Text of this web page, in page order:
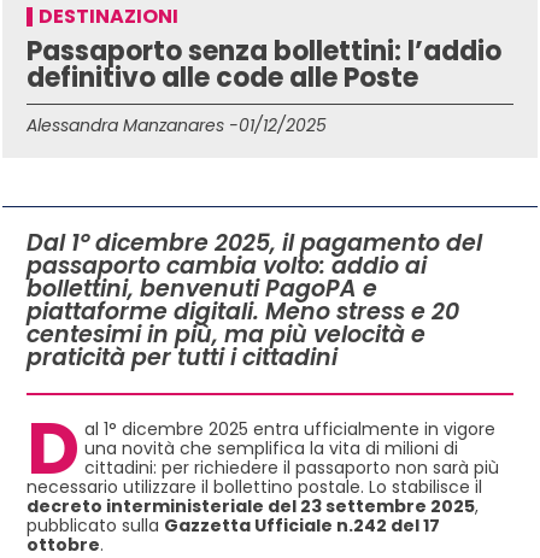
DESTINAZIONI
Passaporto senza bollettini: l’addio
definitivo alle code alle Poste
Alessandra Manzanares -01/12/2025
Dal 1° dicembre 2025, il pagamento del
passaporto cambia volto: addio ai
bollettini, benvenuti PagoPA e
piattaforme digitali. Meno stress e 20
centesimi in più, ma più velocità e
praticità per tutti i cittadini
D al 1° dicembre 2025 entra ufficialmente in vigore
una novità che semplifica la vita di milioni di
cittadini: per richiedere il passaporto non sarà più
necessario utilizzare il bollettino postale. Lo stabilisce il
decreto interministeriale del 23 settembre 2025,
pubblicato sulla Gazzetta Ufficiale n.242 del 17
ottobre.